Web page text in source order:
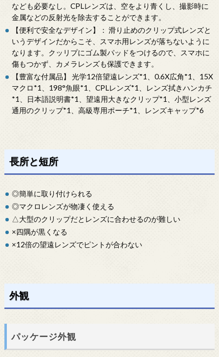
なども必要なし。CPLレンズは、空をより青くし、撮影時に
金属などの反射光を除去することができます。
【便利で安全なデザイン】： 滑り止めのクリップ式レンズと
いうデザインだからこそ、スマホ用レンズが落ちないように
なります。クッリプにゴム製パッドをつけるので、スマホに
傷もつかず、カメラレンズも保護できます。
【豊富な付属品】 光学12倍望遠レンズ*1、0.6X広角*1、15X
マクロ*1、198°魚眼*1、CPLレンズ*1、レンズ拭きハンカチ
*1、日本語説明書*1、望遠用大きなクリップ*1、小型レンズ
通用のクリップ*1、高級専用ポーチ*1、レンズキャップ*6
長所と短所
◎簡単に取り付けられる
◎マクロレンズが物凄く使える
△大型のクリップだとレンズに合わせるのが難しい
×四隅が黒くなる
×12倍の望遠レンズでピントが合わない
外観
パッケージ外観